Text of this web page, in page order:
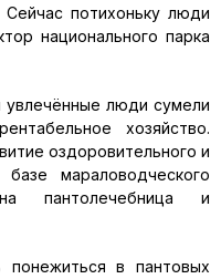
Сейчас потихоньку люди
национального парка
увлечённые люди сумели
хозяйство.
оздоровительного и
мараловодческого
пантолечебница и
в пантовых